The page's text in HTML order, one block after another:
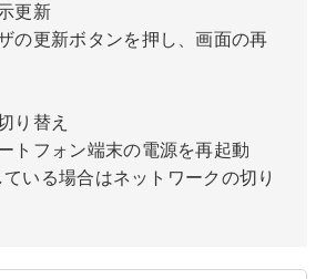
更新
の更新ボタンを押し、画面の再
り替え
トフォン端末の電源を再起動
ている場合はネットワークの切り